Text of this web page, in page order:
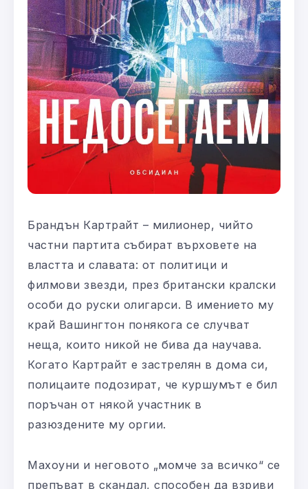
Брандън Картрайт – милионер, чийто
частни партита събират върховете на
властта и славата: от политици и
филмови звезди, през британски кралски
особи до руски олигарси. В имението му
край Вашингтон понякога се случват
неща, които никой не бива да научава.
Когато Картрайт е застрелян в дома си,
полицаите подозират, че куршумът е бил
поръчан от някой участник в
разюздените му оргии.
Махоуни и неговото „момче за всичко“ се
препъват в скандал, способен да взриви